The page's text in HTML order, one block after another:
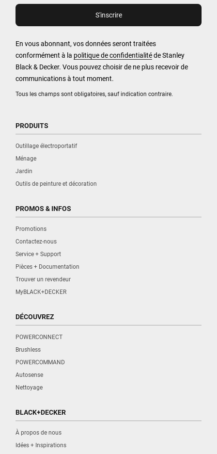
Tous les champs sont obligatoires, sauf indication contraire.
En vous abonnant, vos données seront traitées
conformément à la politique de confidentialitéde Stanley
Black & Decker. Vous pouvez choisir de ne plus recevoir de
communications à tout moment.
PRODUITS
Outillage électroportatif
Ménage
Jardin
Outils de peinture et décoration
PROMOS & INFOS
Promotions
Contactez-nous
Service + Support
Pièces + Documentation
Trouver un revendeur
MyBLACK+DECKER
DÉCOUVREZ
POWERCONNECT
Brushless
POWERCOMMAND
Autosense
Nettoyage
BLACK+DECKER
À propos de nous
Idées + Inspirations